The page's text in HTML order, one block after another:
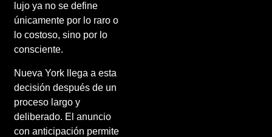
lujo ya no se define
únicamente por lo raro o
lo costoso, sino por lo
consciente.
Nueva York llega a esta
decisión después de un
proceso largo y
deliberado. El anuncio
con anticipación permite